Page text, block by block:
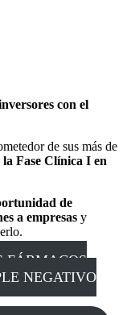
con el
de sus más de
Fase Clínica I en
de
a empresas y
FÁRMACOS
NEGATIVO